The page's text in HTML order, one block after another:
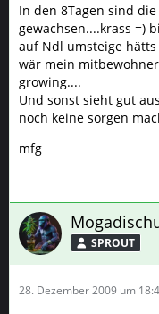
In den 8Tagen sind
gewachsen....krass =)
auf Ndl umsteige
wär mein
growing....
Und sonst sieht gut
noch keine sorgen
mfg
SPROUT
28. Dezember 2009 um